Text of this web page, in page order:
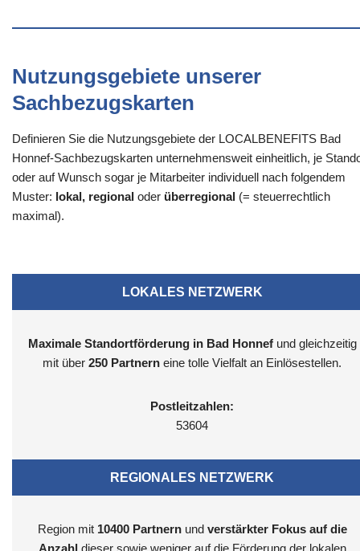
Nutzungsgebiete unserer
Sachbezugskarten
Definieren Sie die Nutzungsgebiete der LOCALBENEFITS Bad
Honnef-Sachbezugskarten unternehmensweit einheitlich, je
oder auf Wunsch sogar je Mitarbeiter individuell nach folgendem
Muster: lokal, regional oder überregional (= steuerrechtlich
maximal).
LOKALES NETZWERK
Maximale Standortförderung in Bad Honnefund gleichzeitig
mit über 250 Partnern eine tolle Vielfalt an Einlösestellen.
Postleitzahlen:
53604
REGIONALES NETZWERK
Region mit 10400 Partnernund verstärkter Fokus auf die
Anzahl dieser sowie weniger auf die Förderung der lokalen